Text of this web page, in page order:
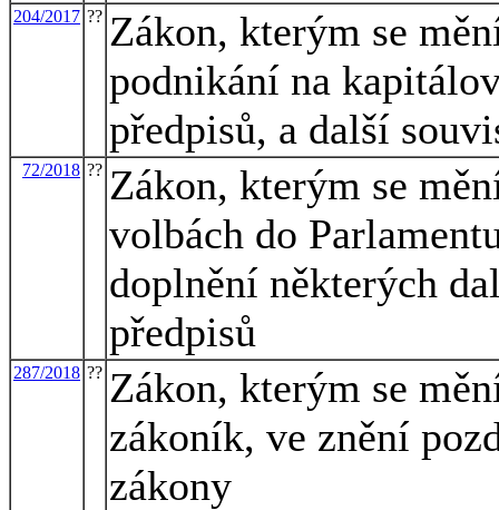
204/2017 ?? Zákon, kterým se
podnikání na
předpisů, a další
72/2018 ?? Zákon, kterým se
volbách do
doplnění některých
předpisů
287/2018 ?? Zákon, kterým se
zákoník, ve znění
zákony